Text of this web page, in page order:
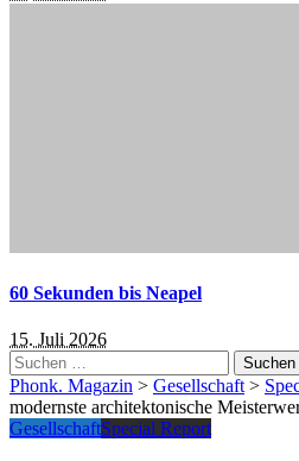
60 Sekunden bis Neapel
15. Juli 2026
Suchen
nach:
Phonk. Magazin > Gesellschaft >
modernste architektonische
GesellschaftSpecial Report